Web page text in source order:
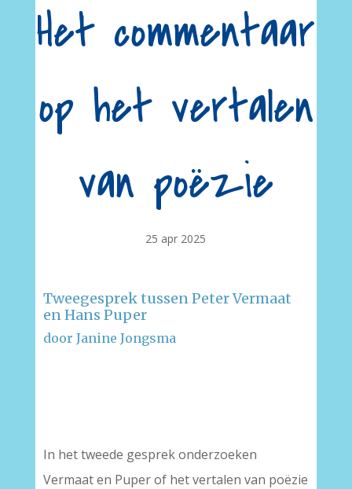
Het commentaar
op het vertalen
van poëzie
25 apr 2025
Tweegesprek tussen Peter Vermaat
en Hans Puper
door Janine Jongsma
In het tweede gesprek onderzoeken
Vermaat en Puper of het vertalen van poëzie